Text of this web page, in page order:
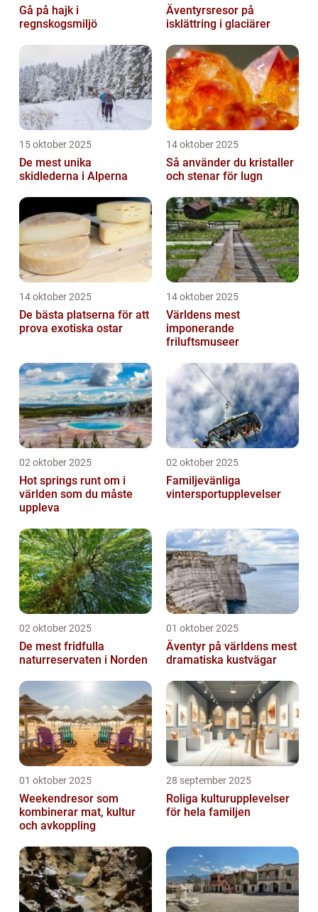
Gå på hajk i
regnskogsmiljö
Äventyrsresor på
isklättring i glaciärer
15 oktober 2025
De mest unika
skidlederna i Alperna
14 oktober 2025
Så använder du kristaller
och stenar för lugn
14 oktober 2025
De bästa platserna för att
prova exotiska ostar
14 oktober 2025
Världens mest
imponerande
friluftsmuseer
02 oktober 2025
Hot springs runt om i
världen som du måste
uppleva
02 oktober 2025
Familjevänliga
vintersportupplevelser
02 oktober 2025
De mest fridfulla
naturreservaten i Norden
01 oktober 2025
Äventyr på världens mest
dramatiska kustvägar
01 oktober 2025
Weekendresor som
kombinerar mat, kultur
och avkoppling
28 september 2025
Roliga kulturupplevelser
för hela familjen